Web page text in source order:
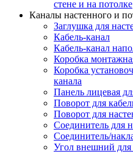
стене и на потолке
Каналы настенного и
Заглушка для
Кабель-канал
Кабель-канал
Коробка
Коробка
канала
Панель лицевая
Поворот для
Поворот для
Соединитель для
Соединитель/
Угол внешний для